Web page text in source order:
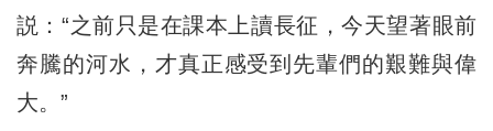
説：“之前只是在課本上讀長征，今天望著眼前
奔騰的河水，才真正感受到先輩們的艱難與偉
大。”